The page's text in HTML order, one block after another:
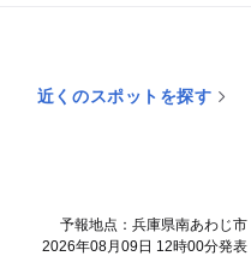
近くのスポットを探す
予報地点：兵庫県南あわじ市
2026年08月09日 12時00分発表